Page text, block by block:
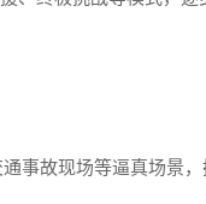
事故现场等逼真场景